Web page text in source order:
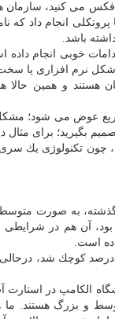
فكس می كنید، سازمان
انجام داد كه
باشد.
خوبی انجام داده
نرم افزاری یا
هستند و همین
عوض می شود؛ مشكل
بگیرید؛ برای مثال
چون تكنولوژی یك
به صورت
كوچك شد، درحالی كه متوسط شاخص آی تی ۶.۴
است.
درصد كوچك شد،
الكامپ در استارت
و ۷۵ درصد شركت های كوچك، متوسط